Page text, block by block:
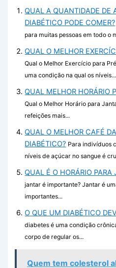
QUAL A QUANTIDADE DE
DIABÉTICO PODE COMER?
para muitas pessoas em todo o
QUAL O MELHOR
Qual o Melhor Exercício para
uma condição na qual os níveis...
QUAL MELHOR HORÁRIO
Qual o Melhor Horário para
refeições mais...
QUAL O MELHOR CAFÉ
DIABÉTICO? Para indivíduos
níveis de açúcar no sangue é
QUAL É O HORÁRIO PARA
jantar é importante? Jantar é
importantes...
O QUE UM DIABÉTICO
diabetes é uma condição
corpo de regular os...
Quem tem colesterol